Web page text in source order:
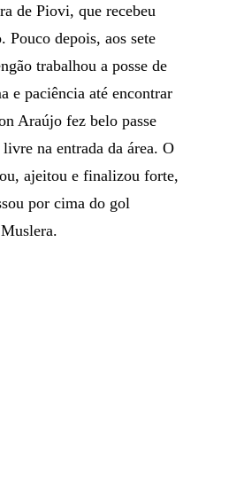
de Piovi, que recebeu
Pouco depois, aos sete
trabalhou a posse de
e paciência até encontrar
Araújo fez belo passe
na entrada da área. O
ajeitou e finalizou forte,
por cima do gol